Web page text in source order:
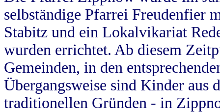
selbständige Pfarrei Freudenfier
Stabitz und ein Lokalvikariat
wurden errichtet. Ab diesem
Gemeinden, in den
Übergangsweise sind Kinder aus
traditionellen Gründen - in